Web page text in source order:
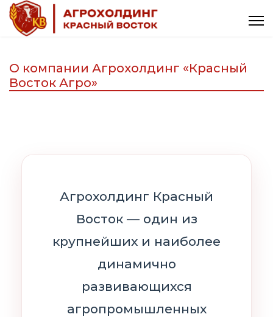
О компании Агрохолдинг «Красный
Восток Агро»
Агрохолдинг Красный
Восток — один из
крупнейших и наиболее
динамично
развивающихся
агропромышленных